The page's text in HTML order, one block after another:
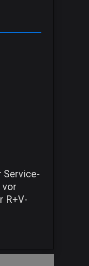
Service-
vor
R+V-